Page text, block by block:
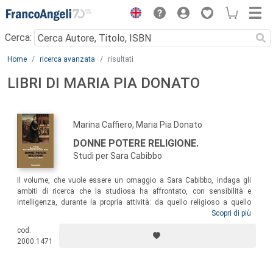
Menu
Cerca:
Main content
Home ricerca avanzata risultati
LIBRI DI MARIA PIA DONATO
Marina Caffiero, Maria Pia Donato
DONNE POTERE RELIGIONE.
Studi per Sara Cabibbo
Il volume, che vuole essere un omaggio a Sara Cabibbo, indaga gli
ambiti di ricerca che la studiosa ha affrontato, con sensibilità e
intelligenza, durante la propria attività: da quello religioso a quello
politico-sociale, a quello ecclesiastico, a quello culturale, coniugando
contributi di amiche e amici che hanno collaborato al volume ruotano
quindi attorno alle questioni di genere, alla vita religiosa e alla santità.
Scopri di più
cod.
2000.1471